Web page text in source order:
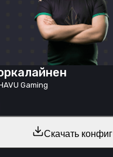
Gaming
Скачать конфиг